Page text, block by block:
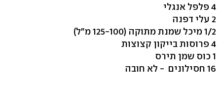
4 פלפל אנגלי
2 עלי דפנה
1/2 מיכל שמנת מתוקה (125-100 מ"ל)
4 פרוסות בייקון קצוצות
1 כוס שמן תירס
16 חסילונים - לא חובה